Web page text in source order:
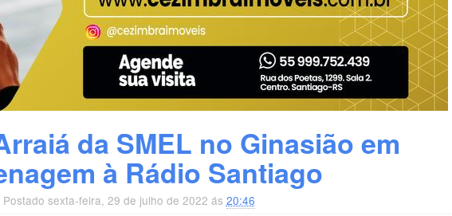
da SMEL no Ginasião em
à Rádio Santiago
Postado sexta-feira, 29 de julho de 2022 ás 20:46